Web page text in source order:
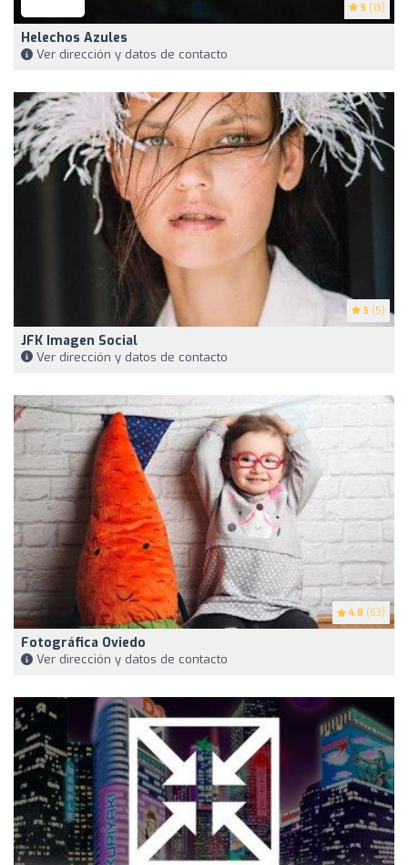
5 (13)
Helechos Azules
Ver dirección y datos de contacto
5 (5)
JFK Imagen Social
Ver dirección y datos de contacto
4.8 (53)
Fotográfica Oviedo
Ver dirección y datos de contacto